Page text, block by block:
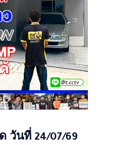
วันที่ 24/07/69